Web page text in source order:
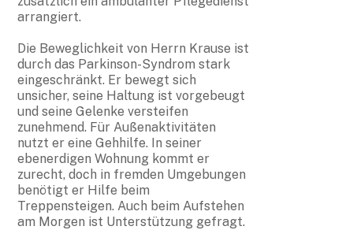
arrangiert.
Die Beweglichkeit von Herrn Krause ist
durch das Parkinson-Syndrom stark
eingeschränkt. Er bewegt sich
unsicher, seine Haltung ist vorgebeugt
und seine Gelenke versteifen
zunehmend. Für Außenaktivitäten
nutzt er eine Gehhilfe. In seiner
ebenerdigen Wohnung kommt er
zurecht, doch in fremden Umgebungen
benötigt er Hilfe beim
Treppensteigen. Auch beim Aufstehen
am Morgen ist Unterstützung gefragt.